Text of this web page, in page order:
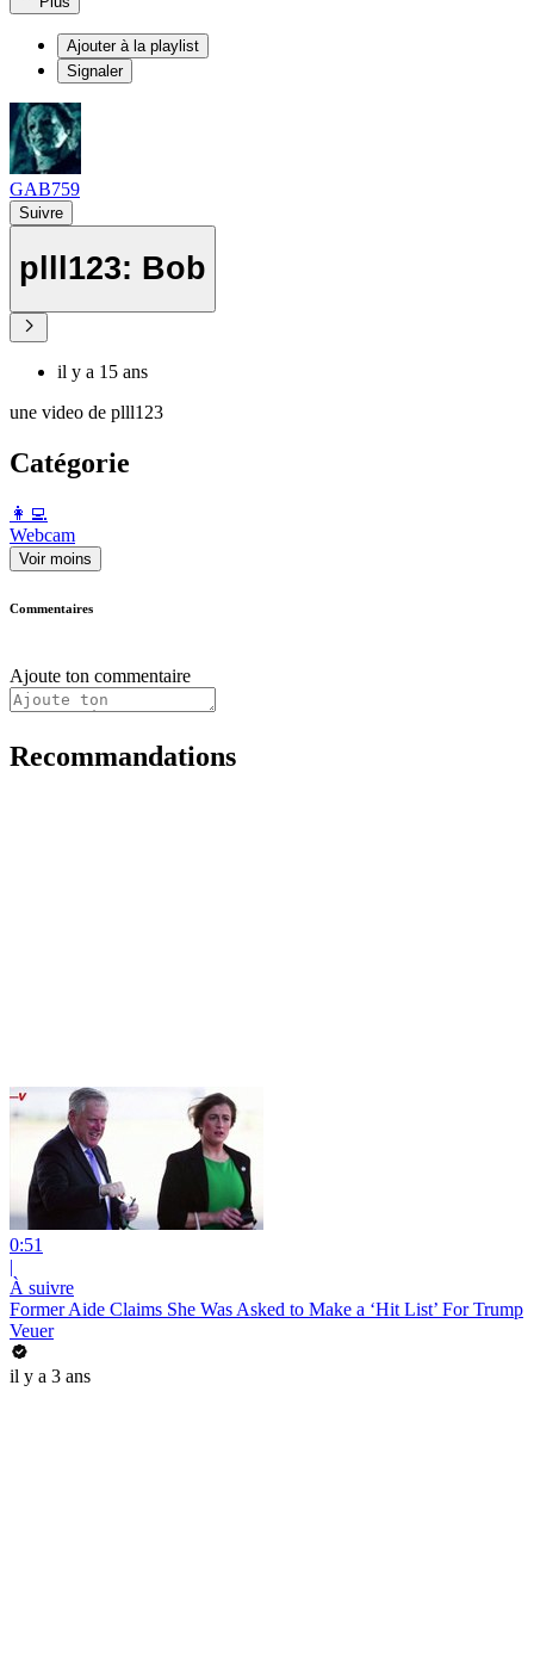
Ajouter à la playlist
Signaler
GAB759
Suivre
plll123: Bob
il y a 15 ans
une video de plll123
Catégorie
️👩‍💻️
Webcam
Voir moins
Commentaires
Ajoute ton commentaire
Recommandations
0:51
|
À suivre
Former Aide Claims She Was Asked to Make a ‘Hit List’ For Trump
Veuer
il y a 3 ans